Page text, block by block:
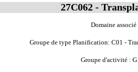
27C062 -
Domaine
Groupe de type Planification: C01 -
Groupe d'activité :